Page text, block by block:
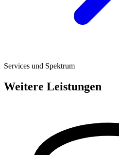
Services und Spektrum
Weitere Leistungen